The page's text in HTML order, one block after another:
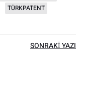
TÜRKPATENT
SONRAKI YAZI